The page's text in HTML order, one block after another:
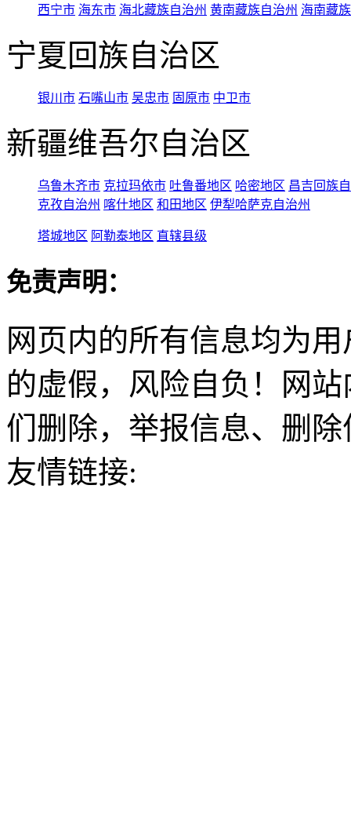
西宁市 海东市 海北藏族自治州 黄南藏族自治州 海南藏
宁夏回族自治区
银川市 石嘴山市 吴忠市 固原市 中卫市
新疆维吾尔自治区
乌鲁木齐市 克拉玛依市 吐鲁番地区 哈密地区 昌吉回族
克孜自治州 喀什地区 和田地区 伊犁哈萨克自治州
塔城地区 阿勒泰地区 直辖县级
免责声明：
网页内的所有信息均为
的虚假，风险自负！网
们删除，举报信息、删
友情链接: